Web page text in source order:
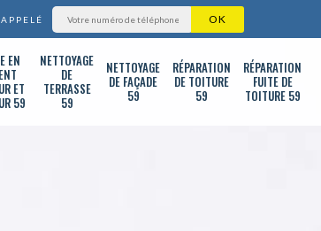
EN
ET
59
NETTOYAGE
DE
TERRASSE
59
NETTOYAGE
DE FAÇADE
59
RÉPARATION
DE TOITURE
59
RÉPARATION
FUITE DE
TOITURE 59